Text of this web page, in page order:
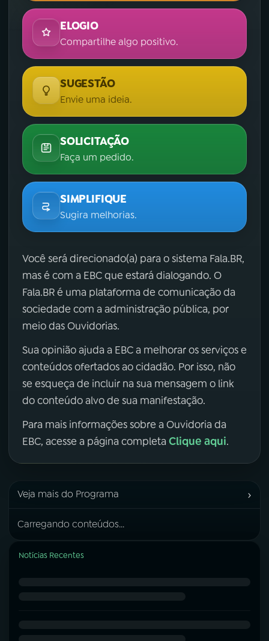
ELOGIO
Compartilhe algo positivo.
SUGESTÃO
Envie uma ideia.
SOLICITAÇÃO
Faça um pedido.
SIMPLIFIQUE
Sugira melhorias.
Você será direcionado(a) para o sistema Fala.BR,
mas é com a EBC que estará dialogando. O
Fala.BR é uma plataforma de comunicação da
sociedade com a administração pública, por
meio das Ouvidorias.
Sua opinião ajuda a EBC a melhorar os serviços e
conteúdos ofertados ao cidadão. Por isso, não
se esqueça de incluir na sua mensagem o link
do conteúdo alvo de sua manifestação.
Para mais informações sobre a Ouvidoria da
EBC, acesse a página completa Clique aqui.
Veja mais do Programa ›
Carregando conteúdos...
Notícias Recentes